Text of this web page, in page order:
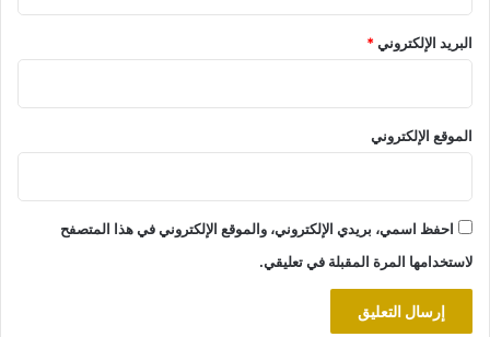
البريد الإلكتروني*
الموقع الإلكتروني
احفظ اسمي، بريدي الإلكتروني، والموقع الإلكتروني في هذا المتصفح
لاستخدامها المرة المقبلة في تعليقي.